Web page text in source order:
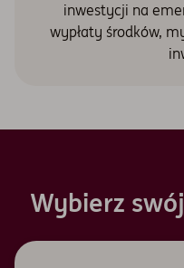
inwestycji na
wypłaty środków,
Wybierz